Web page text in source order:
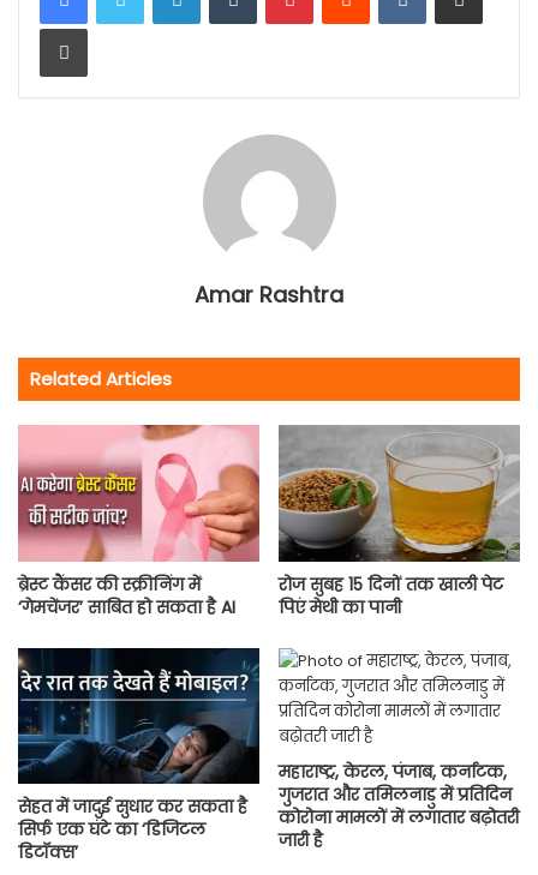
Print
Amar Rashtra
Related Articles
ब्रेस्ट कैंसर की स्क्रीनिंग में
‘गेमचेंजर’ साबित हो सकता है AI
रोज सुबह 15 दिनों तक खाली पेट
पिएं मेथी का पानी
सेहत में जादुई सुधार कर सकता है
सिर्फ एक घंटे का ‘डिजिटल
डिटॉक्स’
महाराष्‍ट्र, केरल, पंजाब, कर्नाटक,
गुजरात और तमिलनाडु में प्रतिदिन
कोरोना मामलों में लगातार बढ़ोतरी
जारी है